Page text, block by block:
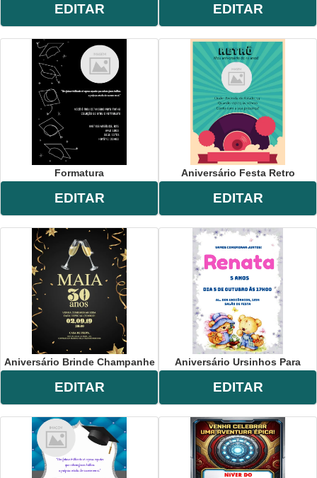
EDITAR EDITAR
Formatura
EDITAR
Aniversário Festa Retro
EDITAR
Aniversário Brinde Champanhe
EDITAR
Aniversário Ursinhos Para
EDITAR